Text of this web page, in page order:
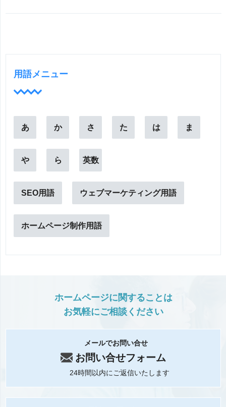
用語メニュー
あ か さ た は ま
や ら 英数
SEO用語 ウェブマーケティング用語
ホームページ制作用語
ホームページに関することは
お気軽にご相談ください
メールでお問い合せ
お問い合せフォーム
24時間以内にご返信いたします